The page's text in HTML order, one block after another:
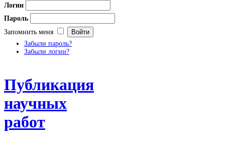
Логин
Пароль
Запомнить меня
Забыли пароль?
Забыли логин?
Публикация
научных
работ